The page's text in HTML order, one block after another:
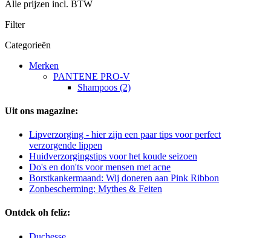
Alle prijzen incl. BTW
Filter
Categorieën
Merken
PANTENE PRO-V
Shampoos (2)
Uit ons magazine:
Lipverzorging - hier zijn een paar tips voor perfect
verzorgende lippen
Huidverzorgingstips voor het koude seizoen
Do's en don'ts voor mensen met acne
Borstkankermaand: Wij doneren aan Pink Ribbon
Zonbescherming: Mythes & Feiten
Ontdek oh feliz: